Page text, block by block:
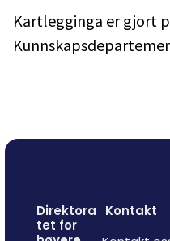
Kartlegginga er gjort
Direktora
tet for
Kontakt